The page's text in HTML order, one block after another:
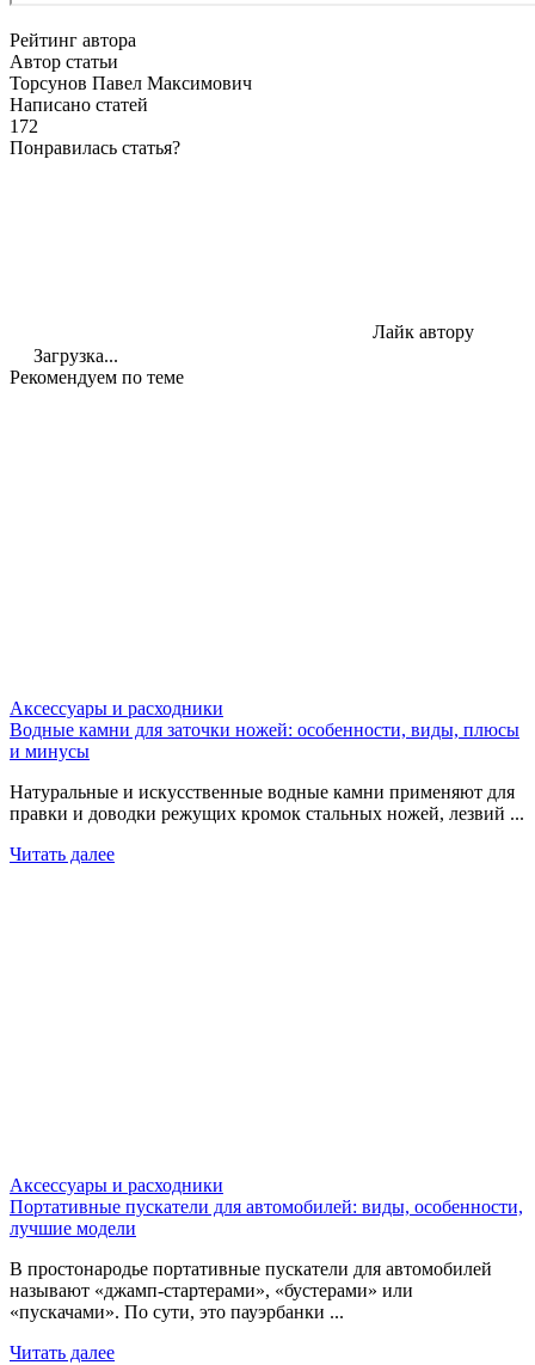
Рейтинг автора
Автор статьи
Торсунов Павел Максимович
Написано статей
172
Понравилась статья?
Лайк автору
Загрузка...
Рекомендуем по теме
Аксессуары и расходники
Водные камни для заточки ножей: особенности, виды, плюсы
и минусы
Натуральные и искусственные водные камни применяют для
правки и доводки режущих кромок стальных ножей, лезвий ...
Читать далее
Аксессуары и расходники
Портативные пускатели для автомобилей: виды, особенности,
лучшие модели
В простонародье портативные пускатели для автомобилей
называют «джамп-стартерами», «бустерами» или
«пускачами». По сути, это пауэрбанки ...
Читать далее